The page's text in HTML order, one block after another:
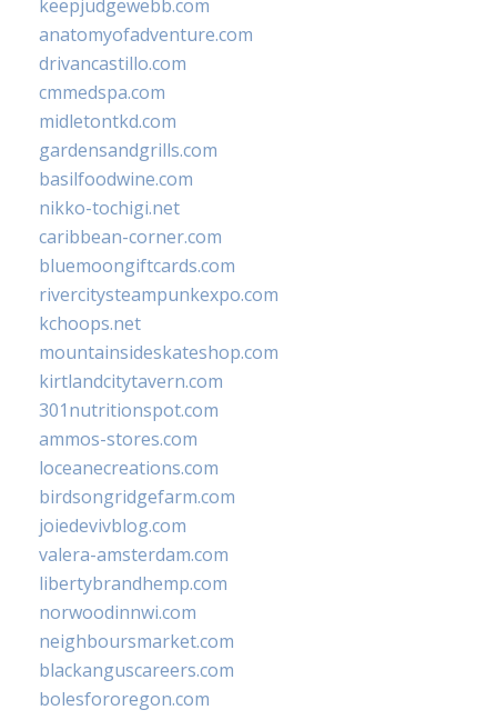
keepjudgewebb.com
anatomyofadventure.com
drivancastillo.com
cmmedspa.com
midletontkd.com
gardensandgrills.com
basilfoodwine.com
nikko-tochigi.net
caribbean-corner.com
bluemoongiftcards.com
rivercitysteampunkexpo.com
kchoops.net
mountainsideskateshop.com
kirtlandcitytavern.com
301nutritionspot.com
ammos-stores.com
loceanecreations.com
birdsongridgefarm.com
joiedevivblog.com
valera-amsterdam.com
libertybrandhemp.com
norwoodinnwi.com
neighboursmarket.com
blackanguscareers.com
bolesfororegon.com